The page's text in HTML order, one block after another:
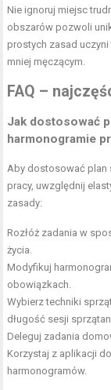
Nie ignoruj miejsc
obszarów pozwoli
prostych zasad
mniej męczącym.
FAQ –
Jak dostosować
harmonogramie
Aby dostosować plan
pracy, uwzględnij
zasady:
Rozłóż zadania w
życia.
Modyfikuj
obowiązkach.
Wybierz techniki
długość sesji
Deleguj zadania
Korzystaj z aplikacji
harmonogramów.